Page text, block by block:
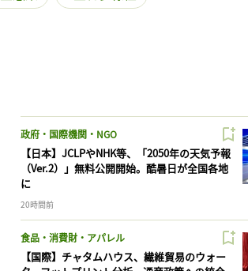
政府・国際機関・NGO
【日本】JCLPやNHK等、「2050年の天気予報
（Ver.2）」無料公開開始。酷暑日が全国各地
に
20時間前
食品・消費財・アパレル
【国際】チャタムハウス、繊維貿易のウォー